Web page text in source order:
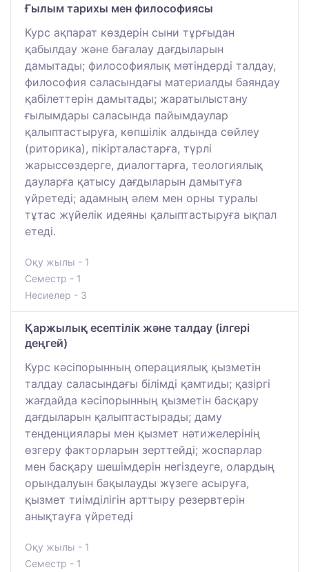
Ғылым тарихы мен философиясы
Курс ақпарат көздерін сыни тұрғыдан
қабылдау және бағалау дағдыларын
дамытады; философиялық мәтіндерді талдау,
философия саласындағы материалды баяндау
қабілеттерін дамытады; жаратылыстану
ғылымдары саласында пайымдаулар
қалыптастыруға, көпшілік алдында сөйлеу
(риторика), пікірталастарға, түрлі
жарыссөздерге, диалогтарға, теологиялық
дауларға қатысу дағдыларын дамытуға
үйретеді; адамның әлем мен орны туралы
тұтас жүйелік идеяны қалыптастыруға ықпал
етеді.
Оқу жылы - 1
Семестр - 1
Несиелер - 3
Қаржылық есептілік және талдау (ілгері
деңгей)
Курс кәсіпорынның операциялық қызметін
талдау саласындағы білімді қамтиды; қазіргі
жағдайда кәсіпорынның қызметін басқару
дағдыларын қалыптастырады; даму
тенденциялары мен қызмет нәтижелерінің
өзгеру факторларын зерттейді; жоспарлар
мен басқару шешімдерін негіздеуге, олардың
орындалуын бақылауды жүзеге асыруға,
қызмет тиімділігін арттыру резервтерін
анықтауға үйретеді
Оқу жылы - 1
Семестр - 1